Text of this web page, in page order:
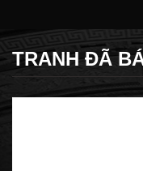
TRANH ĐÃ